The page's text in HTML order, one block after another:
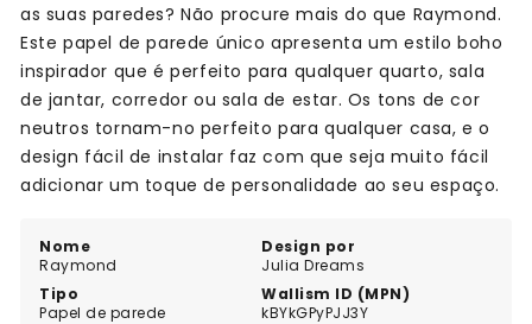
Nome
Raymond
Design por
Julia Dreams
Tipo
Papel de parede
Wallism ID (MPN)
kBYkGPyPJJ3Y
as suas paredes? Não procure mais do que Raymond.
Este papel de parede único apresenta um estilo boho
inspirador que é perfeito para qualquer quarto, sala
de jantar, corredor ou sala de estar. Os tons de cor
neutros tornam-no perfeito para qualquer casa, e o
design fácil de instalar faz com que seja muito fácil
adicionar um toque de personalidade ao seu espaço.